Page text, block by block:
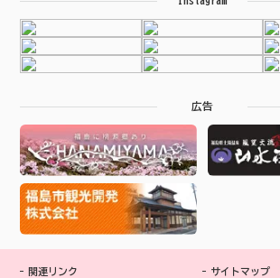
広告
関連リンク サイトマップ